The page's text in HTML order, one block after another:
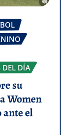
DEL DÍA
su
Women
el